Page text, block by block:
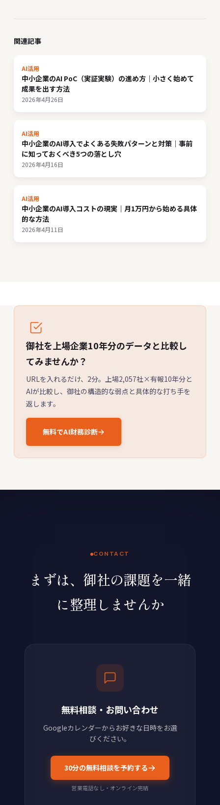
関連記事
AI活用
中小企業のAI PoC（実証実験）の進め方｜小さく始めて
成果を出す方法
2026年4月26日
AI活用
中小企業のAI導入でよくある失敗パターンと対策｜事前
に知っておくべき5つの落とし穴
2026年4月16日
AI活用
中小企業のAI導入コストの現実｜月1万円から始める具体
的な方法
2026年4月11日
御社を上場企業10年分のデータと比較し
てみませんか？
URLを入れるだけ、2分。上場2,057社×有報10年分と
AIが比較し、御社の構造的な弱点と具体的な打ち手を
返します。
無料でAI財務診断
CONTACT
まずは、御社の課題を一緒
に整理しませんか
無料相談・お問い合わせ
Googleカレンダーからお好きな日時をお選
びください。
30分の無料相談を予約する
営業電話なし・オンライン完結